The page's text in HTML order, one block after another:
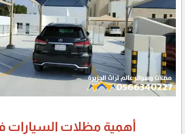
أهمية مظلات السيارات